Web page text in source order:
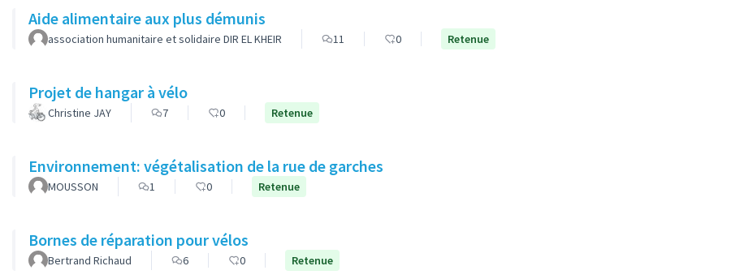
Aide alimentaire aux plus démunis
association humanitaire et solidaire DIR EL KHEIR 11 0 Retenue
Projet de hangar à vélo
Christine JAY 7 0 Retenue
Environnement: végétalisation de la rue de garches
MOUSSON 1 0 Retenue
Bornes de réparation pour vélos
Bertrand Richaud 6 0 Retenue